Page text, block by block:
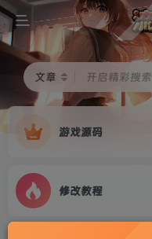
文章 开启精彩搜索
游戏源码
修改教程